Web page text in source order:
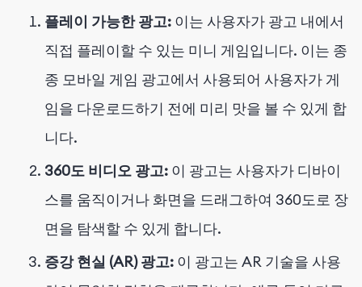
플레이 가능한 광고: 이는 사용자가 광고 내에서
직접 플레이할 수 있는 미니 게임입니다. 이는 종
종 모바일 게임 광고에서 사용되어 사용자가 게
임을 다운로드하기 전에 미리 맛을 볼 수 있게 합
니다.
360도 비디오 광고: 이 광고는 사용자가 디바이
스를 움직이거나 화면을 드래그하여 360도로 장
면을 탐색할 수 있게 합니다.
증강 현실 (AR) 광고: 이 광고는 AR 기술을 사용